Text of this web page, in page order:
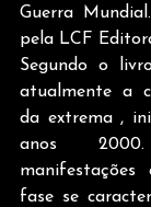
Guerra
pela LCF
Segundo o
atualmente a
da extrema ,
anos
manifestações
fase se